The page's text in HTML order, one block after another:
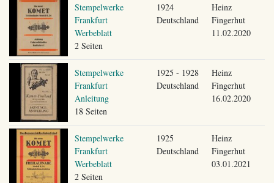
Stempelwerke
Frankfurt
Werbeblatt
2 Seiten
1924
Deutschland
Heinz
Fingerhut
11.02.2020
Stempelwerke
Frankfurt
Anleitung
18 Seiten
1925 - 1928
Deutschland
Heinz
Fingerhut
16.02.2020
Stempelwerke
Frankfurt
Werbeblatt
2 Seiten
1925
Deutschland
Heinz
Fingerhut
03.01.2021